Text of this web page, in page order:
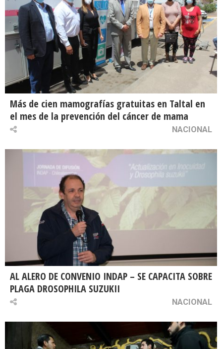
Más de cien mamografías gratuitas en Taltal en
el mes de la prevención del cáncer de mama
NACIONAL
AL ALERO DE CONVENIO INDAP – SE CAPACITA SOBRE
PLAGA DROSOPHILA SUZUKII
NACIONAL